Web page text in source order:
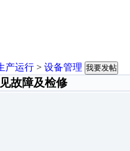
产运行 > 设备管理 我要发帖
故障及检修